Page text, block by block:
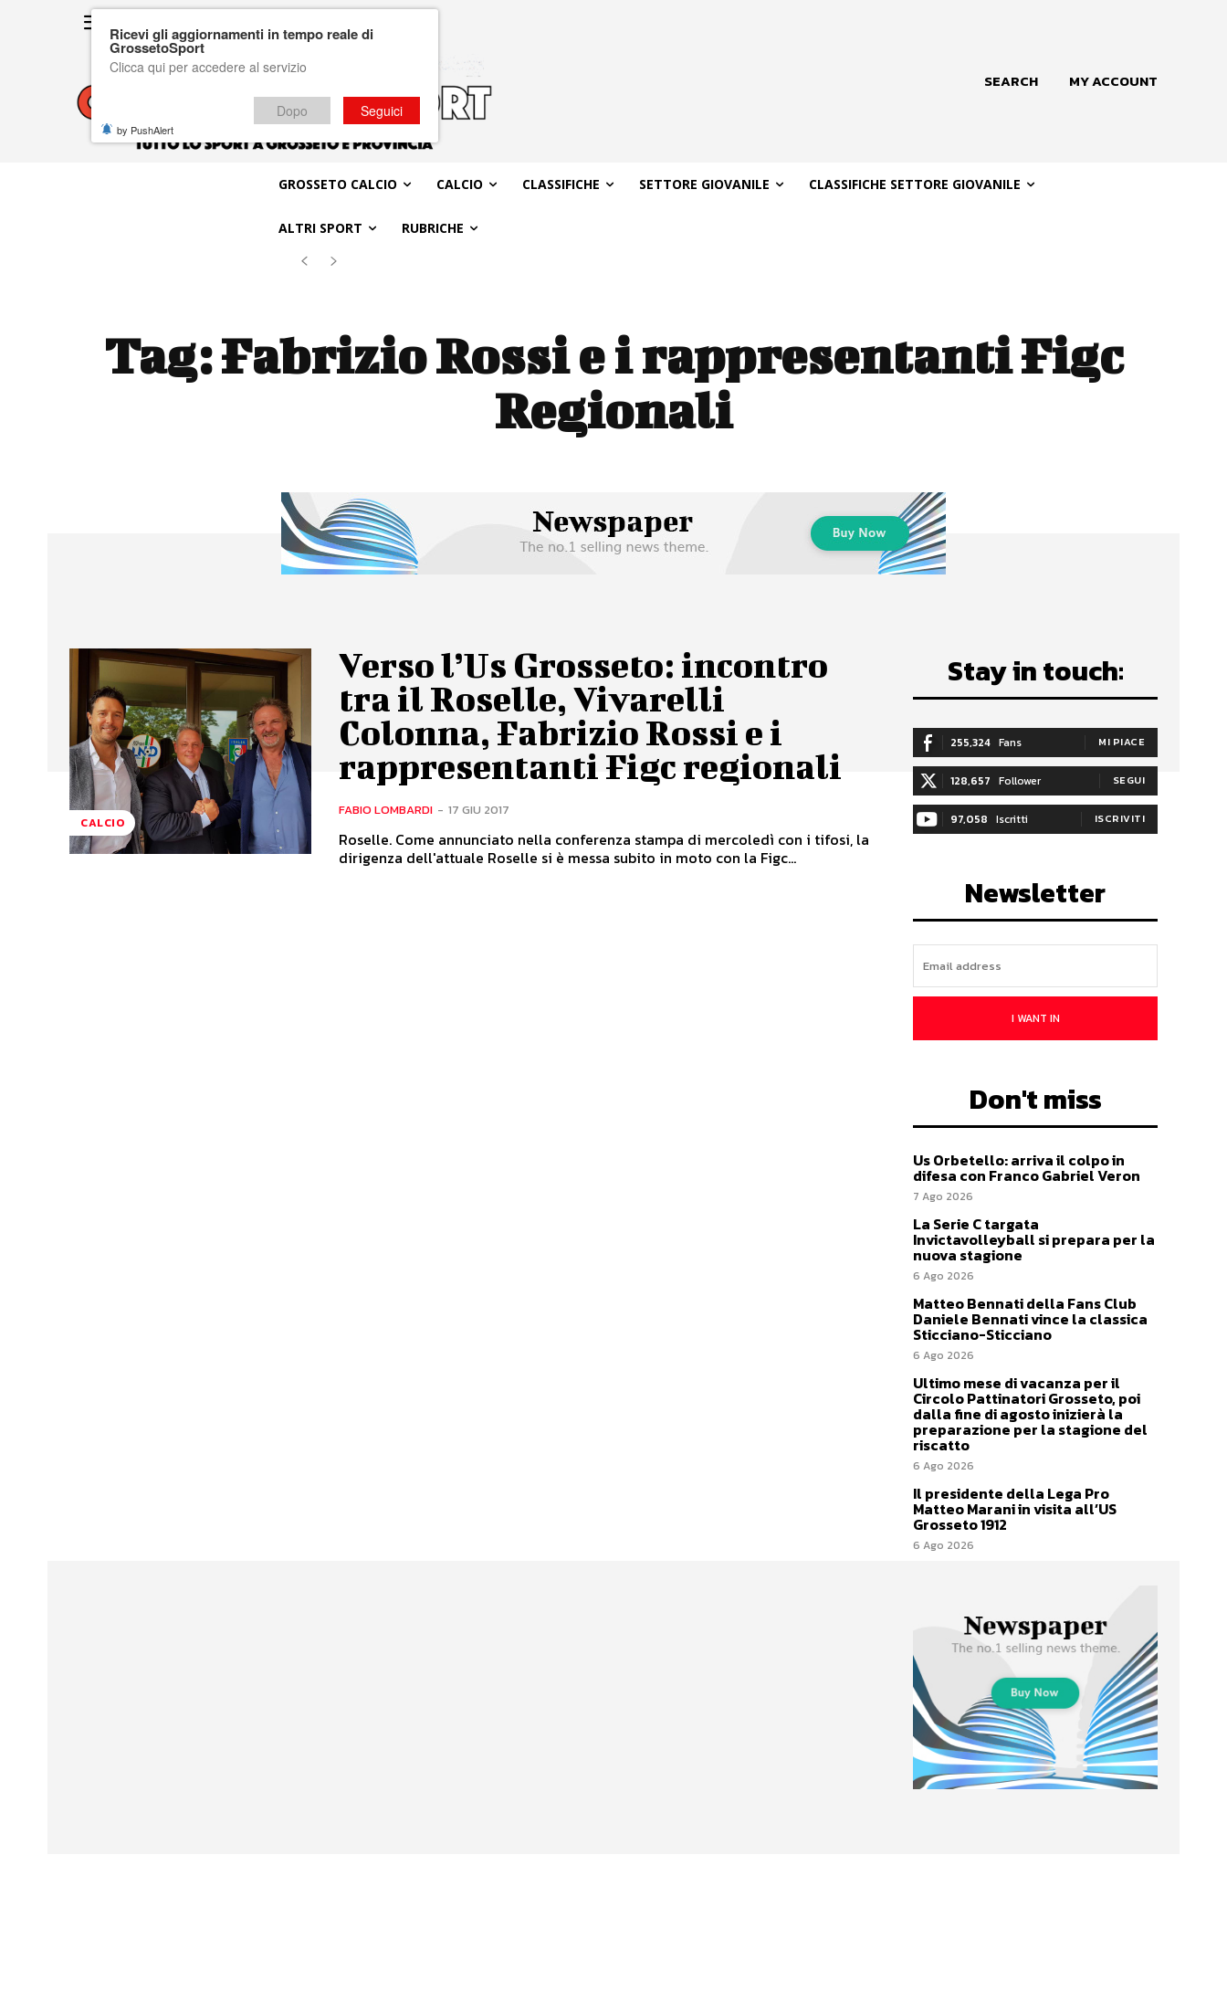
SEARCH MY ACCOUNT
GROSSETO CALCIO CALCIO CLASSIFICHE SETTORE GIOVANILE CLASSIFICHE SETTORE GIOVANILE
ALTRI SPORT RUBRICHE
Tag:Fabrizio Rossi e i rappresentanti Figc
Regionali
CALCIO
Verso l’Us Grosseto: incontro
tra il Roselle, Vivarelli
Colonna, Fabrizio Rossi e i
rappresentanti Figc regionali
FABIO LOMBARDI - 17 GIU 2017
Roselle. Come annunciato nella conferenza stampa di mercoledì con i tifosi, la
dirigenza dell'attuale Roselle si è messa subito in moto con la Figc...
Stay in touch:
255,324 Fans MI PIACE
128,657 Follower SEGUI
97,058 Iscritti ISCRIVITI
Newsletter
I WANT IN
Don't miss
Us Orbetello: arriva il colpo in
difesa con Franco Gabriel Veron
7 Ago 2026
La Serie C targata
Invictavolleyball si prepara per la
nuova stagione
6 Ago 2026
Matteo Bennati della Fans Club
Daniele Bennati vince la classica
Sticciano-Sticciano
6 Ago 2026
Ultimo mese di vacanza per il
Circolo Pattinatori Grosseto, poi
dalla fine di agosto inizierà la
preparazione per la stagione del
riscatto
6 Ago 2026
Il presidente della Lega Pro
Matteo Marani in visita all’US
Grosseto 1912
6 Ago 2026
Ricevi gli aggiornamenti in tempo reale di
GrossetoSport
Clicca qui per accedere al servizio
Dopo Seguici
by PushAlert